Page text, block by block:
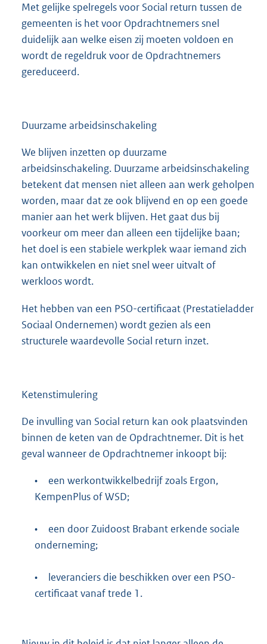
Met gelijke spelregels voor Social return tussen de
gemeenten is het voor Opdrachtnemers snel
duidelijk aan welke eisen zij moeten voldoen en
wordt de regeldruk voor de Opdrachtnemers
gereduceerd.
Duurzame arbeidsinschakeling
We blijven inzetten op duurzame
arbeidsinschakeling. Duurzame arbeidsinschakeling
betekent dat mensen niet alleen aan werk geholpen
worden, maar dat ze ook blijvend en op een goede
manier aan het werk blijven. Het gaat dus bij
voorkeur om meer dan alleen een tijdelijke baan;
het doel is een stabiele werkplek waar iemand zich
kan ontwikkelen en niet snel weer uitvalt of
werkloos wordt.
Het hebben van een PSO-certificaat (Prestatieladder
Sociaal Ondernemen) wordt gezien als een
structurele waardevolle Social return inzet.
Ketenstimulering
De invulling van Social return kan ook plaatsvinden
binnen de keten van de Opdrachtnemer. Dit is het
geval wanneer de Opdrachtnemer inkoopt bij:
•
een werkontwikkelbedrijf zoals Ergon,
KempenPlus of WSD;
•
een door Zuidoost Brabant erkende sociale
onderneming;
•
leveranciers die beschikken over een PSO-
certificaat vanaf trede 1.